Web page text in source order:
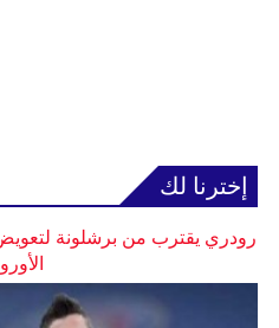
إخترنا لك
رودري يقترب من برشلونة